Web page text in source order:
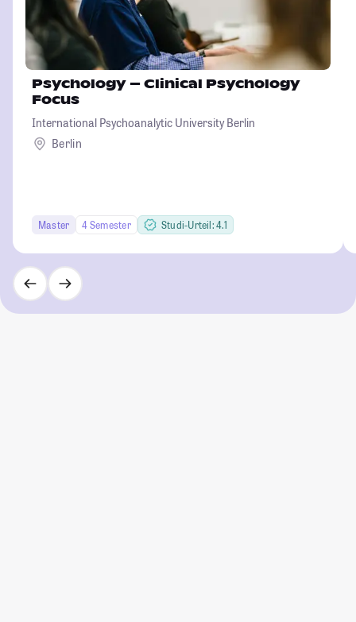
Psychology – Clinical Psychology
Focus
International Psychoanalytic University Berlin
Berlin
Master 4 Semester Studi-Urteil: 4.1